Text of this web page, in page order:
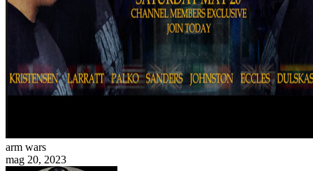
arm wars
mag 20, 2023